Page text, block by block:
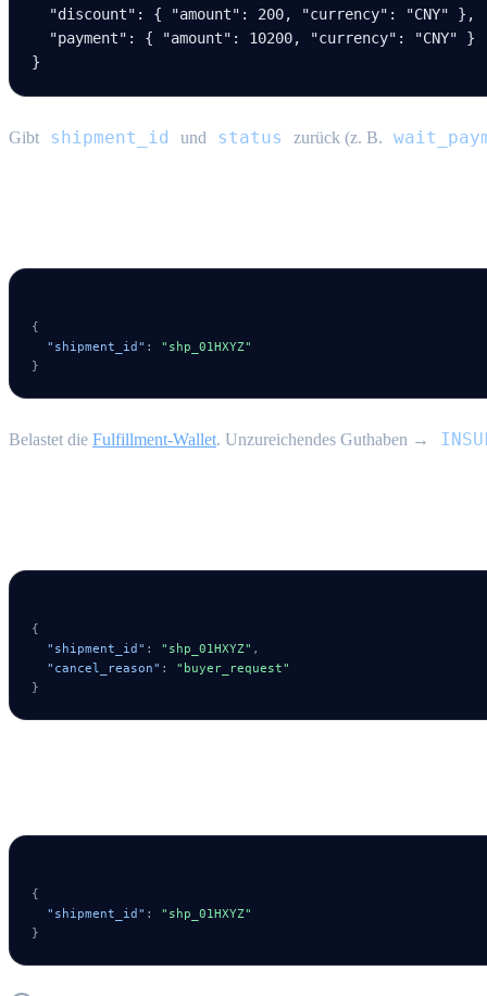
  "discount"
: { "amount" : 200, "currency" : "CNY" },
  "payment"
: { "amount" : 10200, "currency" : "CNY" }
}
Gibt shipment_id und status zurück (z. B.
{
"shipment_id" :
"shp_01HXYZ"
}
Belastet die Fulfillment-Wallet. Unzureichendes Guthaben →
{
"shipment_id" : "shp_01HXYZ" ,
"cancel_reason" :
"buyer_request"
}
{
"shipment_id" :
"shp_01HXYZ"
}